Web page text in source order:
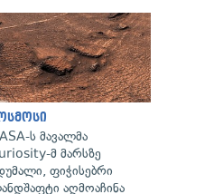
ს მავალმა
მ მარსზე
ფიჭისებრი
აღმოაჩინა